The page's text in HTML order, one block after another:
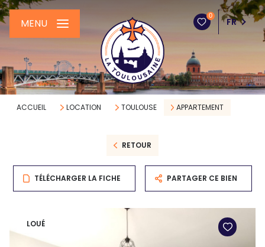
0
FR
MENU
ACCUEIL LOCATION TOULOUSE APPARTEMENT
RETOUR
TÉLÉCHARGER LA FICHE PARTAGER CE BIEN
LOUÉ